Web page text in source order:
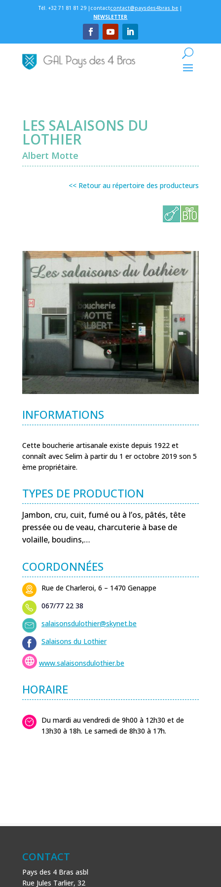
Tél. +32 71 81 81 29 |contactcontact@paysdes4bras.be |
NEWSLETTER
LES SALAISONS DU
LOTHIER
Albert Motte
<< Retour au répertoire des producteurs
INFORMATIONS
Cette boucherie artisanale existe depuis 1922 et
connaît avec Selim à partir du 1 er octobre 2019 son 5
ème propriétaire.
TYPES DE PRODUCTION
Jambon, cru, cuit, fumé ou à l’os, pâtés, tête
pressée ou de veau, charcuterie à base de
volaille, boudins,…
COORDONNÉES
Rue de Charleroi, 6 – 1470 Genappe
067/77 22 38
salaisonsdulothier@skynet.be
Salaisons du Lothier
www.salaisonsdulothier.be
HORAIRE
Du mardi au vendredi de 9h00 à 12h30 et de
13h30 à 18h. Le samedi de 8h30 à 17h.
CONTACT
Pays des 4 Bras asbl
Rue Jules Tarlier, 32